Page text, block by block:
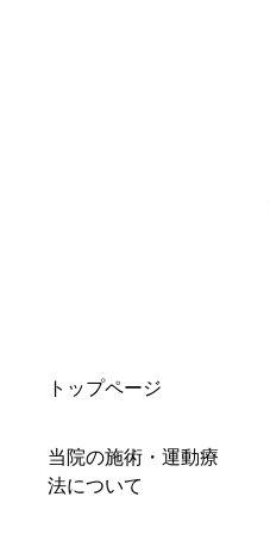
トップページ
当院の施術・運動療
法について